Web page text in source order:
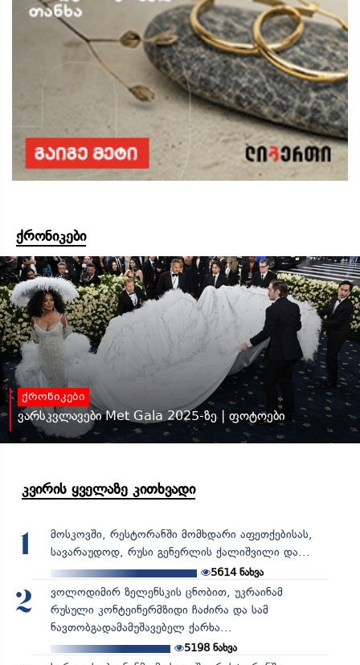
ქრონიკები
ქრონიკები
ვარსკვლავები Met Gala 2025-ზე | ფოტოები
კვირის ყველაზე კითხვადი
1
მოსკოვში, რესტორანში მომხდარი აფეთქებისას,
სავარაუდოდ, რუსი გენერლის ქალიშვილი და...
5614ნახვა
2
ვოლოდიმირ ზელენსკის ცნობით, უკრაინამ
რუსული კონტეინერმზიდი ჩაძირა და სამ
ნავთობგადამამუშავებელ ქარხა...
5198ნახვა